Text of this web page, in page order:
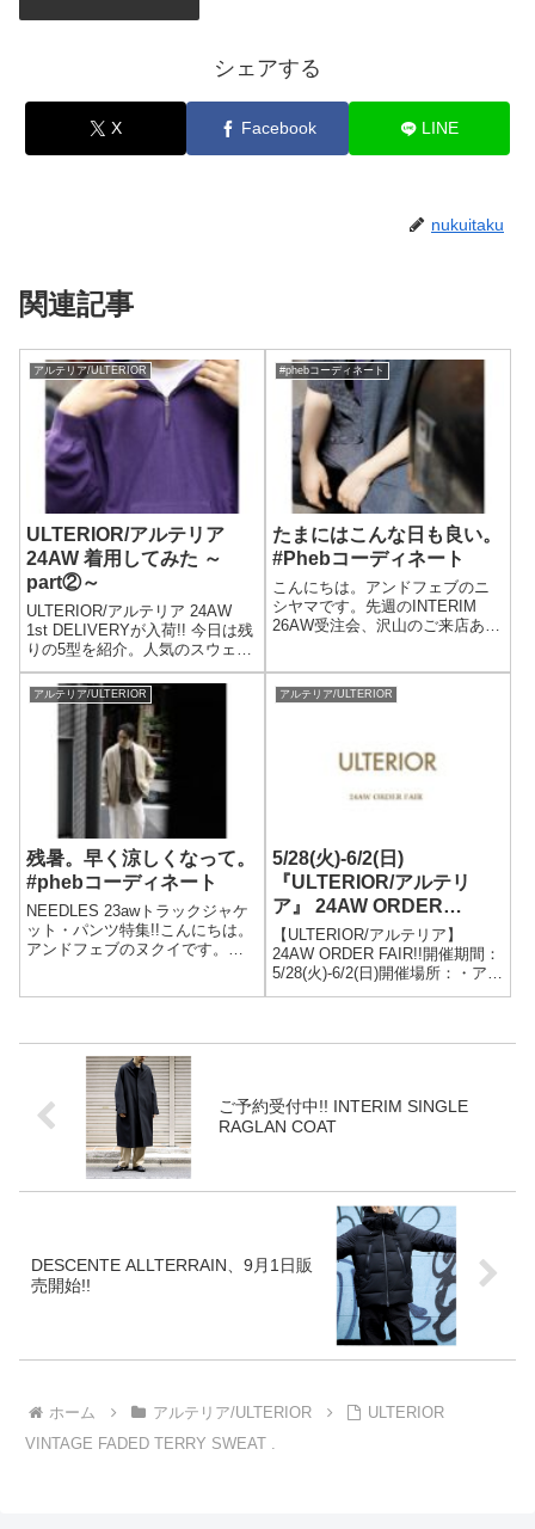
シェアする
X Facebook LINE
nukuitaku
関連記事
アルテリア/ULTERIOR
ULTERIOR/アルテリア
24AW 着用してみた ～
part②～
ULTERIOR/アルテリア 24AW
1st DELIVERYが入荷!! 今日は残
りの5型を紹介。人気のスウェッ
トが今季も登場です。
#phebコーディネート
たまにはこんな日も良い。
#Phebコーディネート
こんにちは。アンドフェブのニ
シヤマです。先週のINTERIM
26AW受注会、沢山のご来店あり
嬉しいです。月が変わり6月がス
アルテリア/ULTERIOR
残暑。早く涼しくなって。
#phebコーディネート
NEEDLES 23awトラックジャケ
ット・パンツ特集!!こんにちは。
アンドフェブのヌクイです。毎
て欲しいなと思っています。本
アルテリア/ULTERIOR
5/28(火)-6/2(日)
『ULTERIOR/アルテリ
ア』 24AW ORDER
FAIR!!
【ULTERIOR/アルテリア】
24AW ORDER FAIR!!開催期間：
5/28(火)-6/2(日)開催場所：・アン
ドフェブ(and Pheb) 高円寺〒
ご予約受付中!! INTERIM SINGLE
RAGLAN COAT
DESCENTE ALLTERRAIN、9月1日販
売開始!!
ホーム アルテリア/ULTERIOR
ULTERIOR
VINTAGE FADED TERRY SWEAT .